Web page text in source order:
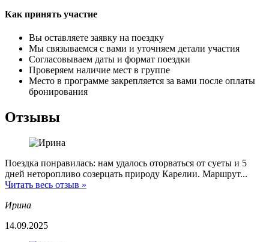
Как принять участие
Вы оставляете заявку на поездку
Мы связываемся с вами и уточняем детали участия
Согласовываем даты и формат поездки
Проверяем наличие мест в группе
Место в программе закрепляется за вами после оплаты
бронирования
Отзывы
Поездка понравилась: нам удалось оторваться от суеты и 5
дней неторопливо созерцать природу Карелии. Маршрут...
Читать весь отзыв »
Ирина
14.09.2025